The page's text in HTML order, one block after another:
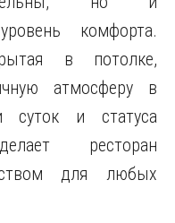
комфорта.
в потолке,
атмосферу в
суток и статуса
ресторан
для любых